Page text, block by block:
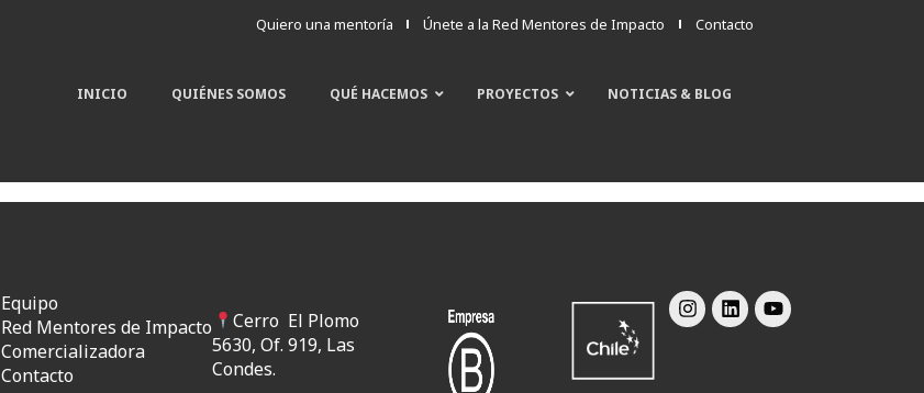
Quiero una mentoría Únete a la Red Mentores de Impacto Contacto
INICIO QUIÉNES SOMOS QUÉ HACEMOS PROYECTOS NOTICIAS & BLOG
Equipo
Red Mentores de Impacto
Comercializadora
Contacto
Cerro El Plomo
5630, Of. 919, Las
Condes.